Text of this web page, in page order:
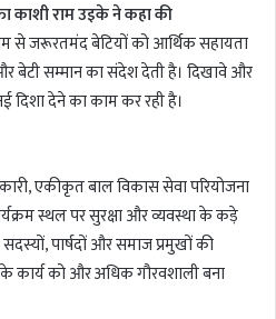
काशी राम उइके ने कहा की
से जरूरतमंद बेटियों को आर्थिक सहायता
बेटी सम्मान का संदेश देती है। दिखावे और
देने का काम कर रही है।
एकीकृत बाल विकास सेवा परियोजना
स्थल पर सुरक्षा और व्यवस्था के कड़े
पार्षदों और समाज प्रमुखों की
कार्य को और अधिक गौरवशाली बना